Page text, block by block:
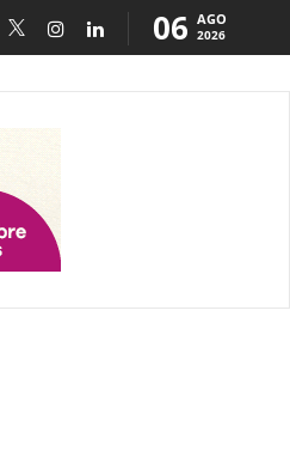
06 AGO
2026